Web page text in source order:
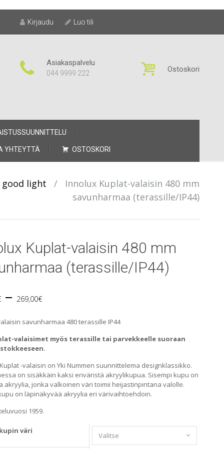
Kirjaudu Luo tili
Asiakaspalvelu
044 9999 222 Ostoskori
YHTEYTTÄ OSTOSKORI
good light /
Innolux Kuplat-valaisin 480 mm
savunharmaa (terassille/IP44)
Kuplat-valaisin 480 mm
(terassille/IP44)
– 269,00€Price
range:
249,00€
through
269,00€
savunharmaa 480 terassille IP44
valaisimet myös terassille tai parvekkeelle suoraan
-valaisin on Yki Nummen suunnittelema designklassikko.
on sisäkkäin kaksi eriväristä akryylikupua. Sisempi kupu on
akryylia, jonka valkoinen väri toimii heijastinpintana valolle.
on läpinäkyvää akryylia eri värivaihtoehdoin.
1959.
väri